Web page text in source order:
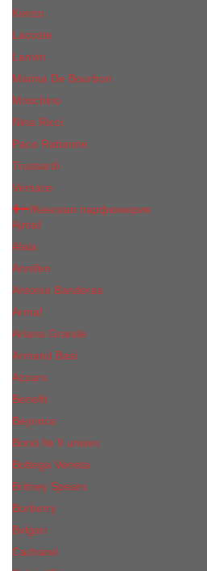
Kenzo
Lacoste
Lanvin
Marina De Bourbon
Moschino
Nina Ricci
Paco Rabanne
Trussardi
Versace
Женская парфюмерия
Ajmal
Alaia
Annifen
Antonio Banderas
Armaf
Ariana Grande
Armand Basi
Azzaro
Benefit
Beyonce
Bond № 9 unisex
Bottega Veneta
Britney Spears
Burberry
Bvlgari
Cacharel